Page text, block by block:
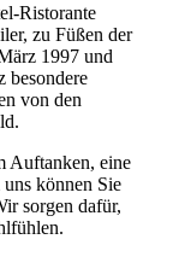
Ristorante
zu Füßen der
1997 und
besondere
von den
Auftanken, eine
können Sie
sorgen dafür,